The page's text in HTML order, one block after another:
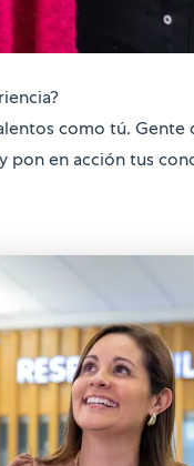
como tú.
en acción tus